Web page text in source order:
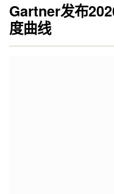
Gartner发布
度曲线